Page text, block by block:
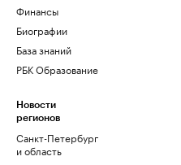
Финансы
Биографии
База знаний
РБК Образование
Новости
регионов
Санкт-Петербург
и область